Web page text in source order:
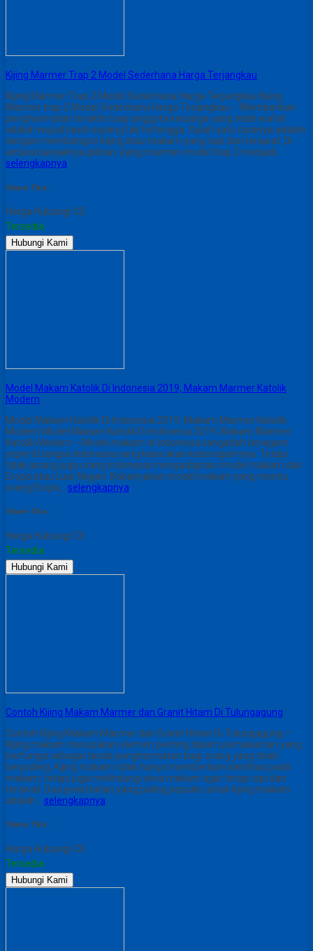
Kijing Marmer Trap 2 Model Sederhana Harga Terjangkau
Kijing Marmer Trap 2 Model Sederhana Harga Terjangkau Kijing
Marmer trap 2 Model Sederhana Harga Terjangkau – Memberikan
penghormatan terakhir bagi anggota keluarga yang telah wafat
adalah wujud kasih sayang tak terhingga. Salah satu caranya adalah
dengan membangun kijing atau makam yang rapi dan terawat. Di
antara banyaknya pilihan, kijing marmer model trap 2 menjadi…
selengkapnya
Share This :
Harga Hubungi CS
Tersedia
Hubungi Kami
Model Makam Katolik Di Indonesia 2019, Makam Marmer Katolik
Modern
Model Makam Katolik Di Indonesia 2019, Makam Marmer Katolik
Modern Model Makam Katolik Di Indonesia 2019, Makam Marmer
Katolik Modern – Model makam di Indonesia sangatlah beragam
seperti bangsa Indonesia yang kaya akan keberagamnya. Tetapi
tidak jarang juga orang Indonesia mengadaptasi model makam dari
Eropa atau Luar Negeri. Kebanyakan model makam yang meniru
orang Eropa… selengkapnya
Share This :
Harga Hubungi CS
Tersedia
Hubungi Kami
Contoh Kijing Makam Marmer dan Granit Hitam Di Tulungagung
Contoh Kijing Makam Marmer dan Granit Hitam Di Tulungagung –
Kijing makam merupakan elemen penting dalam pemakaman yang
berfungsi sebagai tanda penghormatan bagi orang yang telah
berpulang. Kijing makam tidak hanya memberikan identitas pada
makam, tetapi juga melindungi area makam agar tetap rapi dan
terawat. Dua jenis bahan yang paling populer untuk kijing makam
adalah… selengkapnya
Share This :
Harga Hubungi CS
Tersedia
Hubungi Kami